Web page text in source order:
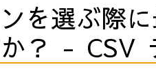
を選ぶ際
？ - CSV